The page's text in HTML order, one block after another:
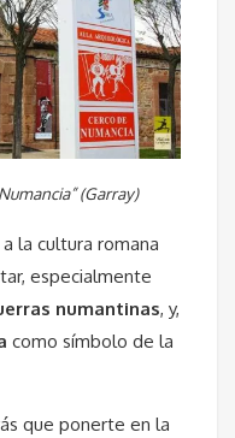
(Garray)
la cultura romana
especialmente
numantinas, y,
como símbolo de la
que ponerte en la